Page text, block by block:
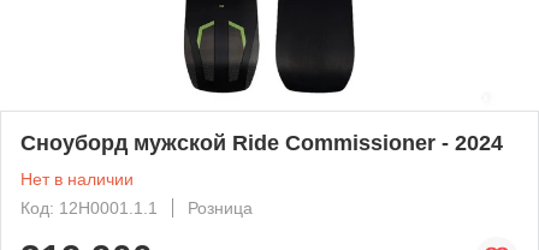
Сноуборд мужской Ride Commissioner - 2024
Нет в наличии
Код: 12H0001.1.1
Розница